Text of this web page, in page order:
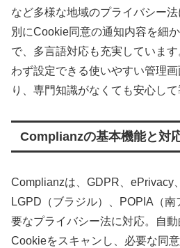
など多様な地域のプライバシー
別にCookie同意の通知内容を細
で、多言語対応も充実していま
わず設定できる使いやすい管理
り、専門知識がなくても安心して
Complianzの基本機能と対
Complianzは、GDPR、ePrivacy
LGPD（ブラジル）、POPIA（
要なプライバシー法に対応。自
Cookieをスキャンし、必要な同